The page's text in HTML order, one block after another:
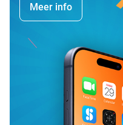
Meer info